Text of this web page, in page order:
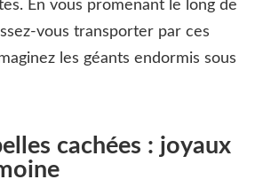
En vous promenant le long de
vous transporter par ces
les géants endormis sous
cachées : joyaux